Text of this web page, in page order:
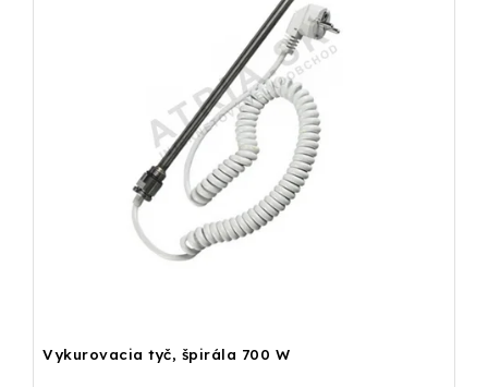
Vykurovacia tyč, špirála 700 W